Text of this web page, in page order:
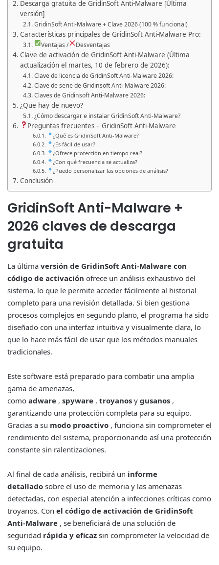
Descarga gratuita de GridinSoft Anti-Malware [Última
versión]
GridinSoft Anti-Malware + Clave 2026 (100 % funcional)
Características principales de GridinSoft Anti-Malware Pro:
Ventajas / Desventajas
Clave de activación de GridinSoft Anti-Malware (Última
actualización el martes, 10 de febrero de 2026):
Clave de licencia de GridinSoft Anti-Malware 2026:
Clave de serie de Gridinsoft Anti-Malware 2026:
Claves de Gridinsoft Anti-Malware 2026:
¿Que hay de nuevo?
¿Cómo descargar e instalar GridinSoft Anti-Malware?
Preguntas frecuentes – GridinSoft Anti-Malware
¿Qué es GridinSoft Anti-Malware?
¿Es fácil de usar?
¿Ofrece protección en tiempo real?
¿Con qué frecuencia se actualiza?
¿Puedo personalizar las opciones de análisis?
Conclusión
GridinSoft Anti-Malware +
2026 claves de descarga
gratuita
La última versión de GridinSoft Anti-Malware con
código de activación ofrece un análisis exhaustivo del
sistema, lo que le permite acceder fácilmente al historial
completo para una revisión detallada. Si bien gestiona
procesos complejos en segundo plano, el programa ha sido
diseñado con una interfaz intuitiva y visualmente clara, lo
que lo hace más fácil de usar que los métodos manuales
tradicionales.
Este software está preparado para combatir una amplia
gama de amenazas,
como adware , spyware , troyanos y gusanos ,
garantizando una protección completa para su equipo.
Gracias a su modo proactivo , funciona sin comprometer el
rendimiento del sistema, proporcionando así una protección
constante sin ralentizaciones.
Al final de cada análisis, recibirá un informe
detallado sobre el uso de memoria y las amenazas
detectadas, con especial atención a infecciones críticas como
troyanos. Con el código de activación de GridinSoft
Anti-Malware , se beneficiará de una solución de
seguridad rápida y eficaz sin comprometer la velocidad de
su equipo.